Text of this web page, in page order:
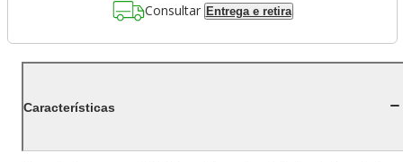
Consultar Entrega e retira
Características